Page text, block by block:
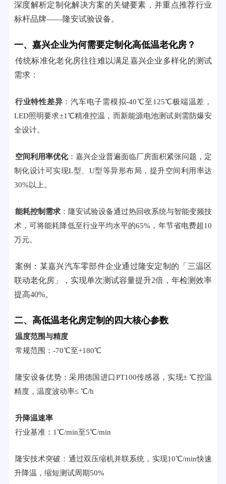
深度解析定制化解决方案的关键要素，并重点推荐行业
标杆品牌——隆安试验设备。
一、嘉兴企业为何需要定制化高低温老化房？
传统标准化老化房往往难以满足嘉兴企业多样化的测试
需求：
行业特性差异 ：汽车电子需模拟-40℃至125℃极端温差，
LED照明要求±1℃精准控温，而新能源电池测试则需防爆安
全设计。
空间利用率优化：嘉兴企业普遍面临厂房面积紧张问题，定
制化设计可实现L型、U型等异形布局，提升空间利用率达
30%以上。
能耗控制需求：隆安试验设备通过热回收系统与智能变频技
术，可将能耗降低至行业平均水平的65%，年节省电费超10
万元。
案例：某嘉兴汽车零部件企业通过隆安定制的「三温区
联动老化房」，实现单次测试容量提升2倍，年检测效率
提高40%。
二、高低温老化房定制的四大核心参数
温度范围与精度
常规范围：-70℃至+180℃
隆安设备优势：采用德国进口PT100传感器，实现± ℃控温
精度，温度波动率≤ ℃/h
升降温速率
行业基准：1℃/min至5℃/min
隆安技术突破：通过双压缩机并联系统，实现10℃/min快速
升降温，缩短测试周期50%